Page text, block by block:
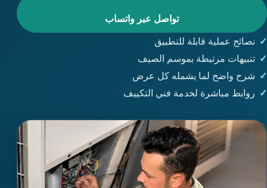
تواصل عبر واتساب
نصائح عملية قابلة للتطبيق
تنبيهات مرتبطة بموسم الصيف
شرح واضح لما يشمله كل عرض
روابط مباشرة لخدمة فني التكييف